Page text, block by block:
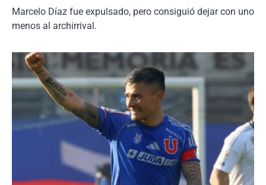
Marcelo Díaz fue expulsado, pero consiguió dejar con uno
menos al archirrival.